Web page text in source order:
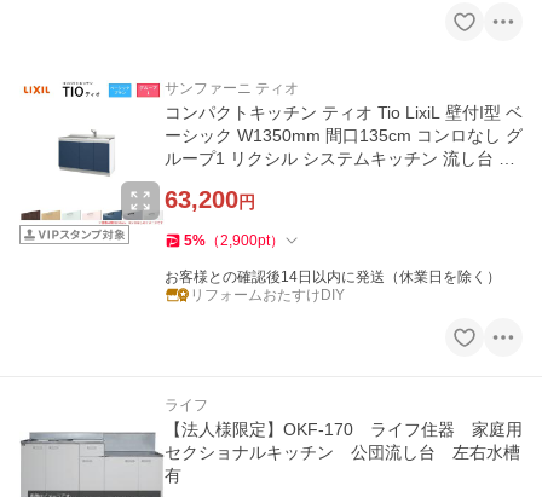
サンファーニ ティオ
コンパクトキッチン ティオ Tio LixiL 壁付I型 ベ
ーシック W1350mm 間口135cm コンロなし グ
ループ1 リクシル システムキッチン 流し台 フ
63,200円
5% （2,900pt）
お客様との確認後14日以内に発送（休業日を除く）
リフォームおたすけDIY
ライフ
【法人様限定】OKF-170 ライフ住器 家庭用
セクショナルキッチン 公団流し台 左右水槽
有